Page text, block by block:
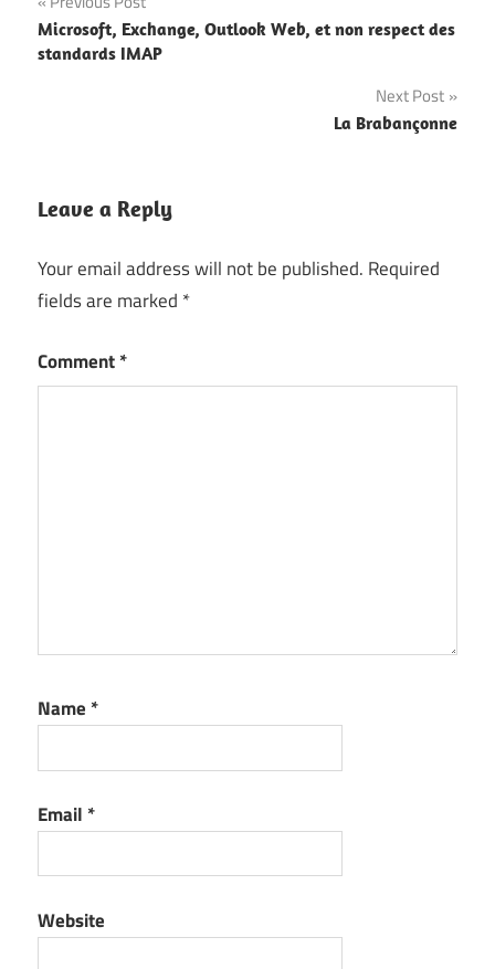
navigation
Microsoft, Exchange, Outlook Web, et non respect des
standards IMAP
Next Post
La Brabançonne
Leave a Reply
Your email address will not be published. Required
fields are marked *
Comment*
Name *
Email *
Website